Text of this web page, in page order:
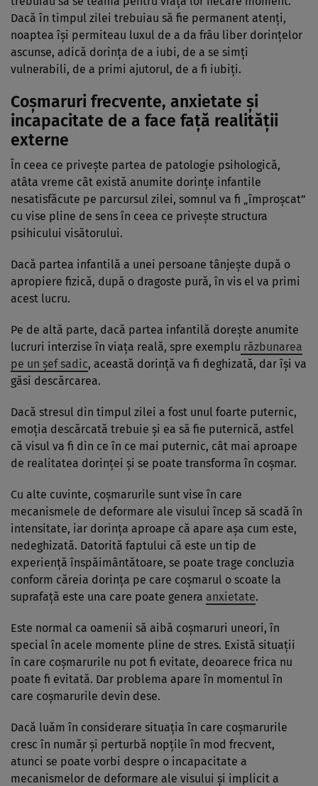
Dacă în timpul zilei trebuiau să fie permanent atenți,
noaptea își permiteau luxul de a da frâu liber dorințelor
ascunse, adică dorința de a iubi, de a se simți
vulnerabili, de a primi ajutorul, de a fi iubiți.
Coșmaruri frecvente, anxietate și
incapacitate de a face față realității
externe
În ceea ce privește partea de patologie psihologică,
atâta vreme cât există anumite dorințe infantile
nesatisfăcute pe parcursul zilei, somnul va fi „împroșcat”
cu vise pline de sens în ceea ce privește structura
psihicului visătorului.
Dacă partea infantilă a unei persoane tânjește după o
apropiere fizică, după o dragoste pură, în vis el va primi
acest lucru.
Pe de altă parte, dacă partea infantilă dorește anumite
lucruri interzise în viața reală, spre exemplu răzbunarea
pe un șef sadic, această dorință va fi deghizată, dar își va
găsi descărcarea.
Dacă stresul din timpul zilei a fost unul foarte puternic,
emoția descărcată trebuie și ea să fie puternică, astfel
că visul va fi din ce în ce mai puternic, cât mai aproape
de realitatea dorinței și se poate transforma în coșmar.
Cu alte cuvinte, coșmarurile sunt vise în care
mecanismele de deformare ale visului încep să scadă în
intensitate, iar dorința aproape că apare așa cum este,
nedeghizată. Datorită faptului că este un tip de
experiență înspăimântătoare, se poate trage concluzia
conform căreia dorința pe care coșmarul o scoate la
suprafață este una care poate genera anxietate.
Este normal ca oamenii să aibă coșmaruri uneori, în
special în acele momente pline de stres. Există situații
în care coșmarurile nu pot fi evitate, deoarece frica nu
poate fi evitată. Dar problema apare în momentul în
care coșmarurile devin dese.
Dacă luăm în considerare situația în care coșmarurile
cresc în număr și perturbă nopțile în mod frecvent,
atunci se poate vorbi despre o incapacitate a
mecanismelor de deformare ale visului și implicit a